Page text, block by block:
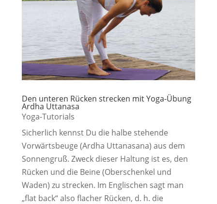
Den unteren Rücken strecken mit Yoga-Übung
Ardha Uttanasa
Yoga-Tutorials
Sicherlich kennst Du die halbe stehende
Vorwärtsbeuge (Ardha Uttanasana) aus dem
Sonnengruß. Zweck dieser Haltung ist es, den
Rücken und die Beine (Oberschenkel und
Waden) zu strecken. Im Englischen sagt man
„flat back“ also flacher Rücken, d. h. die